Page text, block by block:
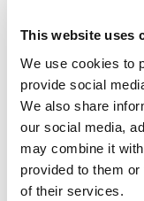
This website uses
We use cookies to
provide social
We also share
our social media,
may combine it
provided to them
of their services.
Il futuro
UN FESTIVAL
scoprire/coltivare/